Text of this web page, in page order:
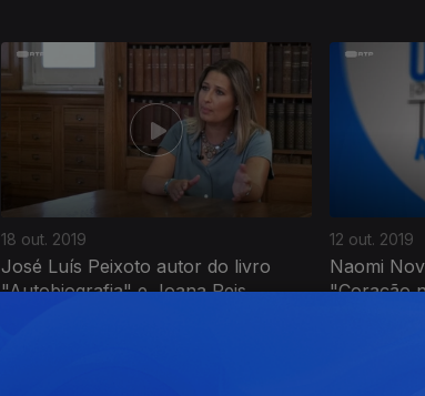
18 out. 2019
José Luís Peixoto autor do livro
"Autobiografia" e Joana Reis,...
12 out. 2019
Naomi
"Coração